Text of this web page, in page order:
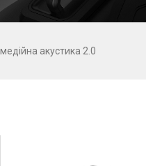
акустика 2.0